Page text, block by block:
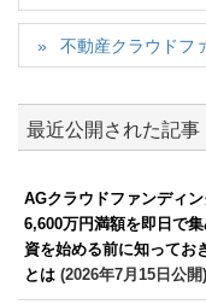
不動産クラウドフ
最近公開された記事
AGクラウドファンディ
6,600万円満額を即日で
資を始める前に知ってお
とは (2026年7月15日公開)